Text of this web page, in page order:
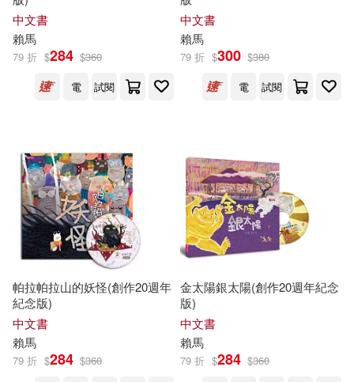
中文書
賴馬
79 折 $284 $360
電
試閱
中文書
賴馬
79 折 $300 $380
電
試閱
帕拉帕拉山的妖怪(創作20週年
紀念版)
中文書
賴馬
79 折 $284 $360
金太陽銀太陽(創作20週年紀念
版)
中文書
賴馬
79 折 $284 $360